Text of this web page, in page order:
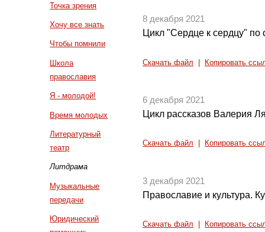
Точка зрения
Хочу все знать
Чтобы помнили
Школа
православия
Я - молодой!
Время молодых
Литературный
театр
Литдрама
Музыкальные
передачи
Юридический
8 декабря 2021
Цикл "Сердце к сердцу" по
Скачать файл Копировать
6 декабря 2021
Цикл рассказов Валерия
Скачать файл Копировать
3 декабря 2021
Православие и культура.
Скачать файл Копировать